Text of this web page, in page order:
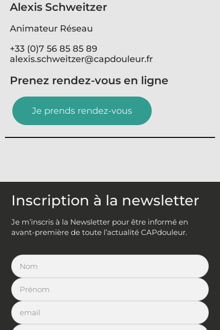
Alexis Schweitzer
Animateur Réseau
+33 (0)7 56 85 85 89
alexis.schweitzer@capdouleur.fr
Prenez rendez-vous en ligne
Je prends rendez-vous
Inscription à la newsletter
Je m’inscris à la Newsletter pour être informé en
avant-première de toute l’actualité CAPdouleur.